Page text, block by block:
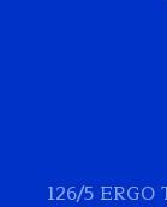
126/5 ERGO